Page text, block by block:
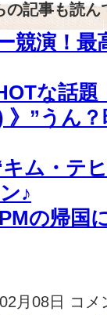
の記事も読ん
競演！最
な話
”うん
ム・テ
♪
の帰国
月08日
韓
コメ